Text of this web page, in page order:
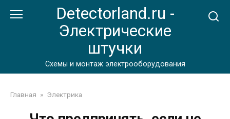
Detectorland.ru -
Электрические
штучки
Схемы и монтаж электрооборудования
Главная » Электрика